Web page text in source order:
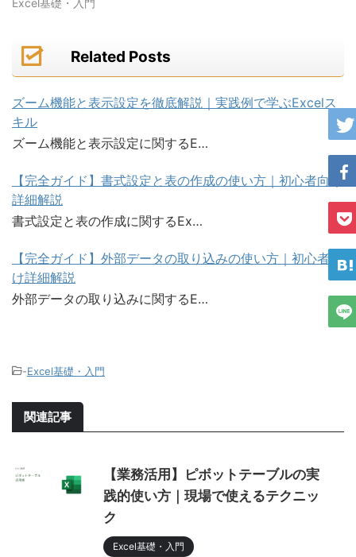
Related Posts
ズーム機能と表示設定を徹底解説｜実践例で学ぶExcelス
キル
ズーム機能と表示設定に関するE…
【完全ガイド】書式設定と表の作成の使い方｜初心者向け
詳細解説
書式設定と表の作成に関するEx…
【完全ガイド】外部データの取り込みの使い方｜初心者向
け詳細解説
外部データの取り込みに関するE…
-Excel基礎・入門
関連記事
【業務活用】ピボットテーブルの実
践的使い方｜現場で使えるテクニッ
ク
Excel基礎・入門